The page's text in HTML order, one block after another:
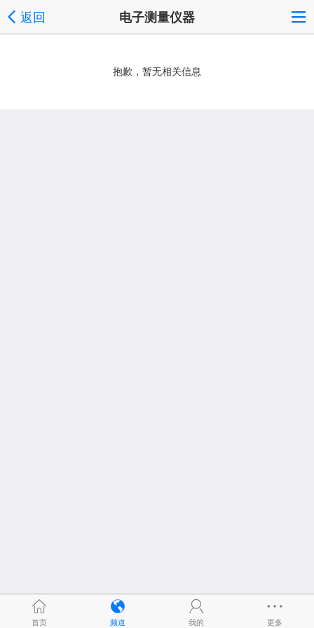
返回 电子测量仪器
抱歉，暂无相关信息
首页 频道 我的 更多